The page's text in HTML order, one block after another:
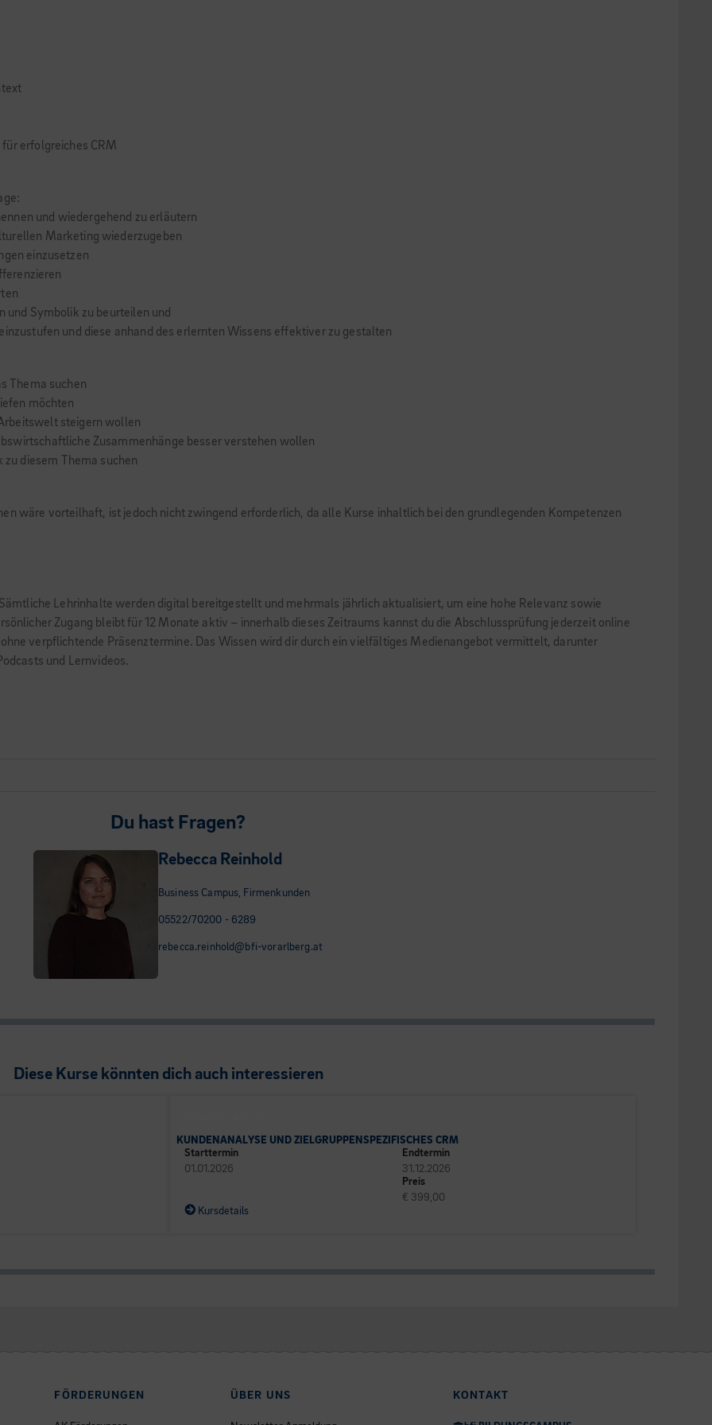
erfolgreiches CRM
und wiedergehend zu erläutern
Marketing wiederzugeben
einzusetzen
und Symbolik zu beurteilen und
und diese anhand des erlernten Wissens effektiver zu gestalten
Thema suchen
möchten
steigern wollen
Zusammenhänge besser verstehen wollen
diesem Thema suchen
wäre vorteilhaft, ist jedoch nicht zwingend erforderlich, da alle Kurse inhaltlich bei den grundlegenden Kompetenzen
Lehrinhalte werden digital bereitgestellt und mehrmals jährlich aktualisiert, um eine hohe Relevanz sowie
Zugang bleibt für 12 Monate aktiv – innerhalb dieses Zeitraums kannst du die Abschlussprüfung jederzeit online
verpflichtende Präsenztermine. Das Wissen wird dir durch ein vielfältiges Medienangebot vermittelt, darunter
und Lernvideos.
Du hast Fragen?
Rebecca Reinhold
Business Campus, Firmenkunden
05522/70200 - 6289
rebecca.reinhold@bfi-vorarlberg.at
Diese Kurse könnten dich auch interessieren
KUNDENANALYSE UND ZIELGRUPPENSPEZIFISCHES CRM
Starttermin
01.01.2026
Endtermin
31.12.2026
Preis
€ 399,00
Kursdetails
FÖRDERUNGEN ÜBER UNS KONTAKT